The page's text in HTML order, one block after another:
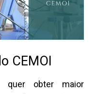
CEMOI
obter maior